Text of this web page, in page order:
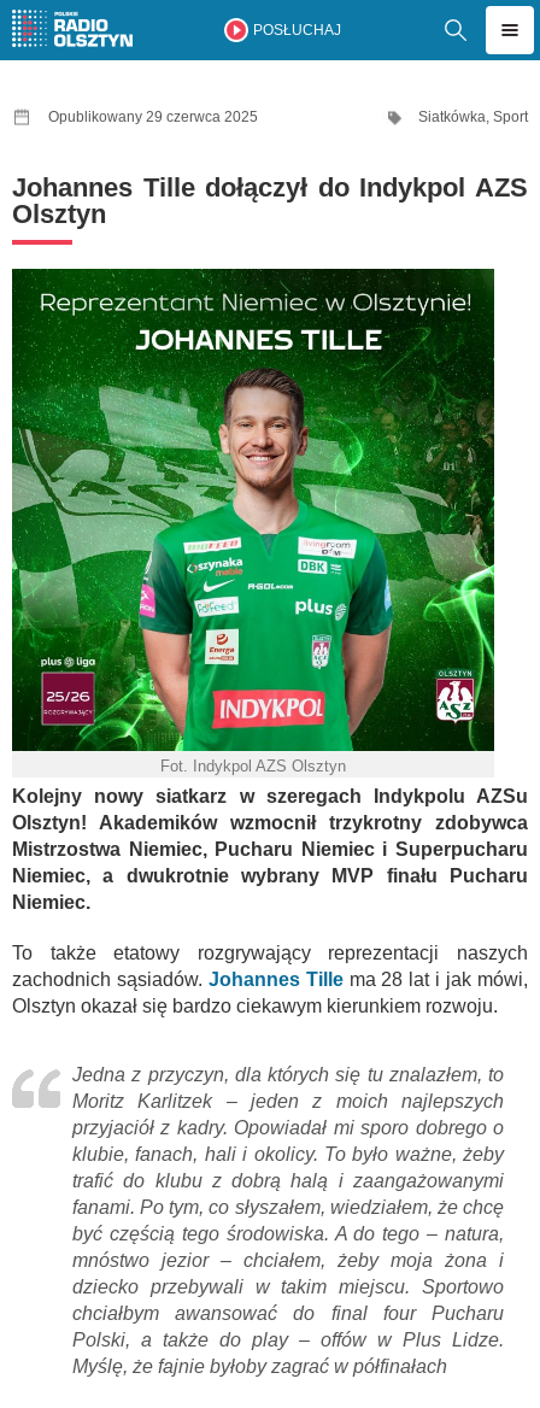
POSŁUCHAJ
Opublikowany 29 czerwca 2025 Siatkówka, Sport
Johannes Tille dołączył do Indykpol AZS
Olsztyn
Fot. Indykpol AZS Olsztyn
Kolejny nowy siatkarz w szeregach Indykpolu AZSu
Olsztyn! Akademików wzmocnił trzykrotny zdobywca
Mistrzostwa Niemiec, Pucharu Niemiec i Superpucharu
Niemiec, a dwukrotnie wybrany MVP finału Pucharu
Niemiec.
To także etatowy rozgrywający reprezentacji naszych
zachodnich sąsiadów. Johannes Tillema 28 lat i jak mówi,
Olsztyn okazał się bardzo ciekawym kierunkiem rozwoju.
Jedna z przyczyn, dla których się tu znalazłem, to
Moritz Karlitzek – jeden z moich najlepszych
przyjaciół z kadry. Opowiadał mi sporo dobrego o
klubie, fanach, hali i okolicy. To było ważne, żeby
trafić do klubu z dobrą halą i zaangażowanymi
fanami. Po tym, co słyszałem, wiedziałem, że chcę
być częścią tego środowiska. A do tego – natura,
mnóstwo jezior – chciałem, żeby moja żona i
dziecko przebywali w takim miejscu. Sportowo
chciałbym awansować do final four Pucharu
Polski, a także do play – offów w Plus Lidze.
Myślę, że fajnie byłoby zagrać w półfinałach